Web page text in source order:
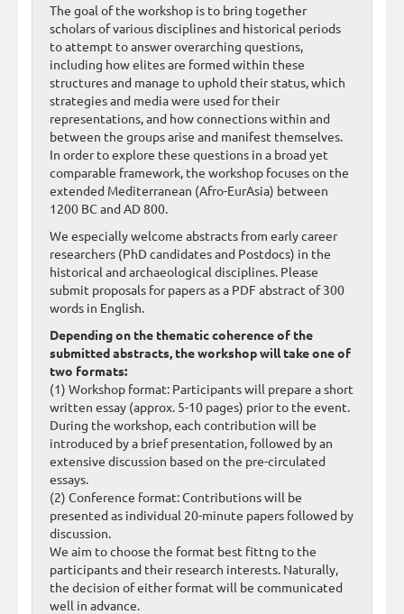
The goal of the workshop is to bring together
scholars of various disciplines and historical periods
to attempt to answer overarching questions,
including how elites are formed within these
structures and manage to uphold their status, which
strategies and media were used for their
representations, and how connections within and
between the groups arise and manifest themselves.
In order to explore these questions in a broad yet
comparable framework, the workshop focuses on the
extended Mediterranean (Afro-EurAsia) between
1200 BC and AD 800.
We especially welcome abstracts from early career
researchers (PhD candidates and Postdocs) in the
historical and archaeological disciplines. Please
submit proposals for papers as a PDF abstract of 300
words in English.
Depending on the thematic coherence of the
submitted abstracts, the workshop will take one of
two formats:
(1) Workshop format: Participants will prepare a short
written essay (approx. 5-10 pages) prior to the event.
During the workshop, each contribution will be
introduced by a brief presentation, followed by an
extensive discussion based on the pre-circulated
essays.
(2) Conference format: Contributions will be
presented as individual 20-minute papers followed by
discussion.
We aim to choose the format best fittng to the
participants and their research interests. Naturally,
the decision of either format will be communicated
well in advance.